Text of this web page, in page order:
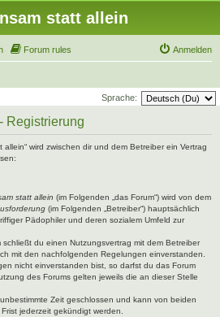
statt allein
Forum rules Anmelden
Sprache:
Registrierung
allein“ wird zwischen dir und dem Betreiber ein Vertrag
statt allein (im Folgenden „das Forum“) wird von dem
(im Folgenden „Betreiber“) hauptsächlich
Pädophiler und deren sozialem Umfeld zur
du einen Nutzungsvertrag mit dem Betreiber
mit den nachfolgenden Regelungen einverstanden.
nicht einverstanden bist, so darfst du das Forum
des Forums gelten jeweils die an dieser Stelle
Zeit geschlossen und kann von beiden
jederzeit gekündigt werden.